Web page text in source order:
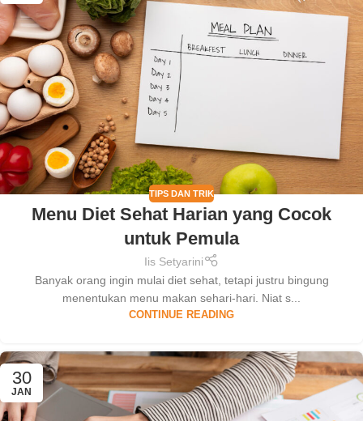
TIPS DAN TRIK
Menu Diet Sehat Harian yang Cocok
untuk Pemula
Iis Setyarini
Banyak orang ingin mulai diet sehat, tetapi justru bingung
menentukan menu makan sehari-hari. Niat s...
CONTINUE READING
30
JAN